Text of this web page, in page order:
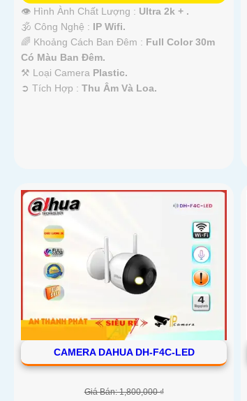
👁 Hình Ành Chất Lượng : Ultra 2k + .
🕉️ Công Nghệ : IP Wifi.
🌈 Khoảng Cách Ban Đêm : Full Color 30m
Có Màu Ban Ðêm.
⚒ Loại Camera Plastic.
️➲ Tích Hợp : Thu Âm Và Loa.
CAMERA DAHUA DH-F4C-LED
Giá Bán: 1,800,000 ₫